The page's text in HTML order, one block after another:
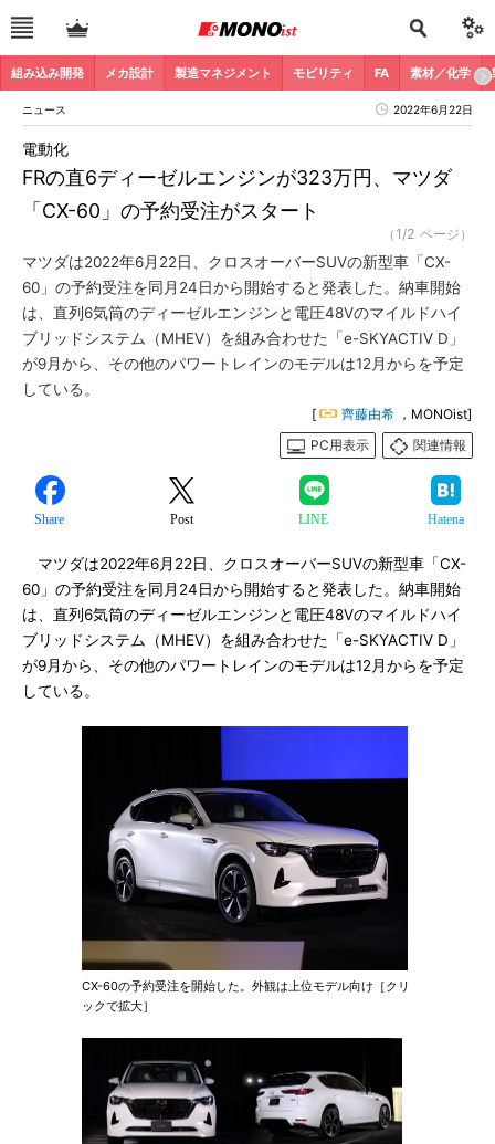
組み込み開発 メカ設計 製造マネジメント モビリティ FA 素材／化学
ニュース 2022年6月22日
FRの直6ディーゼルエンジンが323万円、マツダ
「CX-60」の予約受注がスタート
電動化
（1/2 ページ）
マツダは2022年6月22日、クロスオーバーSUVの新型車「CX-
60」の予約受注を同月24日から開始すると発表した。納車開始
は、直列6気筒のディーゼルエンジンと電圧48Vのマイルドハイ
ブリッドシステム（MHEV）を組み合わせた「e-SKYACTIV D」
が9月から、その他のパワートレインのモデルは12月からを予定
している。
[ 齊藤由希 ，MONOist]
PC用表示
関連情報
Share Post LINE Hatena
マツダは2022年6月22日、クロスオーバーSUVの新型車「CX-
60」の予約受注を同月24日から開始すると発表した。納車開始
は、直列6気筒のディーゼルエンジンと電圧48Vのマイルドハイ
ブリッドシステム（MHEV）を組み合わせた「e-SKYACTIV D」
が9月から、その他のパワートレインのモデルは12月からを予定
している。
CX-60の予約受注を開始した。外観は上位モデル向け［クリ
ックで拡大］